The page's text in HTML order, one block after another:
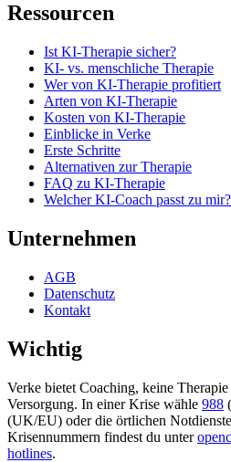
Ressourcen
Ist KI-Therapie sicher?
KI- vs. menschliche Therapie
Wer von KI-Therapie profitiert
Arten von KI-Therapie
Kosten von KI-Therapie
Einblicke in Verke
Erste Schritte
Alternativen zur Therapie
FAQ zu KI-Therapie
Welcher KI-Coach passt zu mir?
Unternehmen
AGB
Datenschutz
Kontakt
Wichtig
Verke bietet Coaching, keine
Versorgung. In einer Krise wähle 988
(UK/EU) oder die örtlichen
Krisennummern findest du unter
hotlines.